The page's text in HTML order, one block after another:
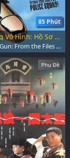
85 Phút
Họng Súng Vô Hình: Hồ Sơ Cảnh Sát
The Naked Gun: From the Files of Police Squad (1988)
Phụ Đề